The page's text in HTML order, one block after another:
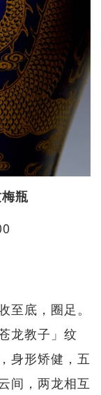
瓶
底，圈足。
龙教子」纹
身形矫健，五
间，两龙相互